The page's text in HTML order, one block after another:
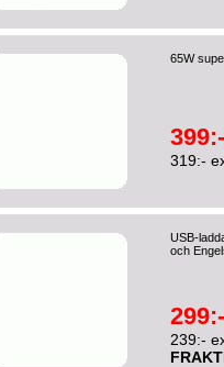
65W
399:-
319:-
USB-
och
299:-
239:-